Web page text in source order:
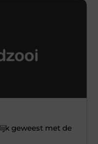
geweest met de